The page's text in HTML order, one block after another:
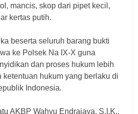
mancis, skop dari pipet kecil,
kertas putih.
beserta seluruh barang bukti
ke Polsek Na IX-X guna
dan proses hukum lebih
ketentuan hukum yang berlaku di
Indonesia.
AKBP Wahyu Endrajaya, S.I.K.,